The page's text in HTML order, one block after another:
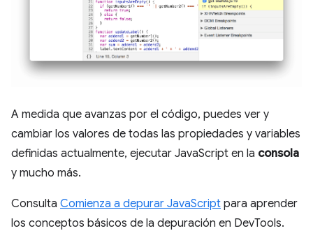
A medida que avanzas por el código, puedes ver y
cambiar los valores de todas las propiedades y variables
definidas actualmente, ejecutar JavaScript en la consola
y mucho más.
Consulta Comienza a depurar JavaScript para aprender
los conceptos básicos de la depuración en DevTools.